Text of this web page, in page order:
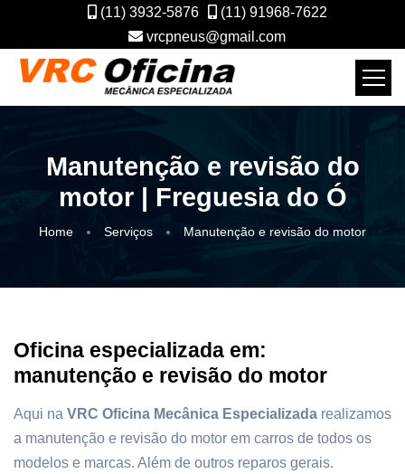
(11) 3932-5876
(11) 91968-7622
vrcpneus@gmail.com
Manutenção e revisão do
motor | Freguesia do Ó
Home Serviços Manutenção e revisão do motor
Oficina especializada em:
manutenção e revisão do motor
Aqui na VRC Oficina Mecânica Especializada realizamos
a manutenção e revisão do motor em carros de todos os
modelos e marcas. Além de outros reparos gerais.